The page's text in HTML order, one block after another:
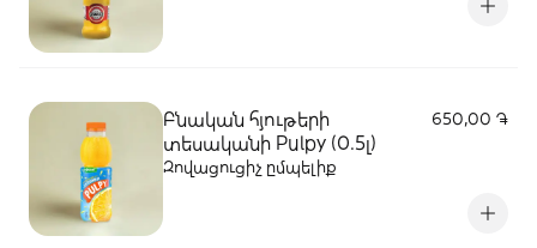
Բնական հյութերի
տեսականի Pulpy (0.5լ)
650,00 ֏
Զովացուցիչ ըմպելիք